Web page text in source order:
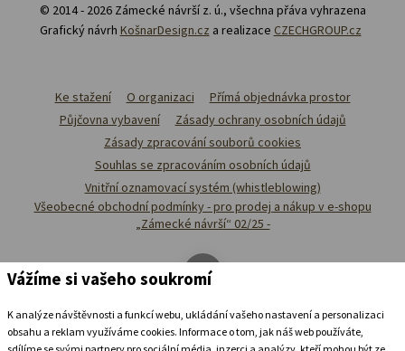
© 2014 - 2026 Zámecké návrší z. ú., všechna přáva vyhrazena
Grafický návrh KošnarDesign.cz a realizace CZECHGROUP.cz
Ke stažení O organizaci
Přímá objednávka prostor
Půjčovna vybavení
Zásady ochrany osobních údajů
Zásady zpracování souborů cookies
Souhlas se zpracováním osobních údajů
Vnitřní oznamovací systém (whistleblowing)
Všeobecné obchodní podmínky - pro prodej a nákup v e-shopu
„Zámecké návrší“ 02/25 -
Vážíme si vašeho soukromí
K analýze návštěvnosti a funkcí webu, ukládání vašeho nastavení a personalizaci
obsahu a reklam využíváme cookies. Informace o tom, jak náš web používáte,